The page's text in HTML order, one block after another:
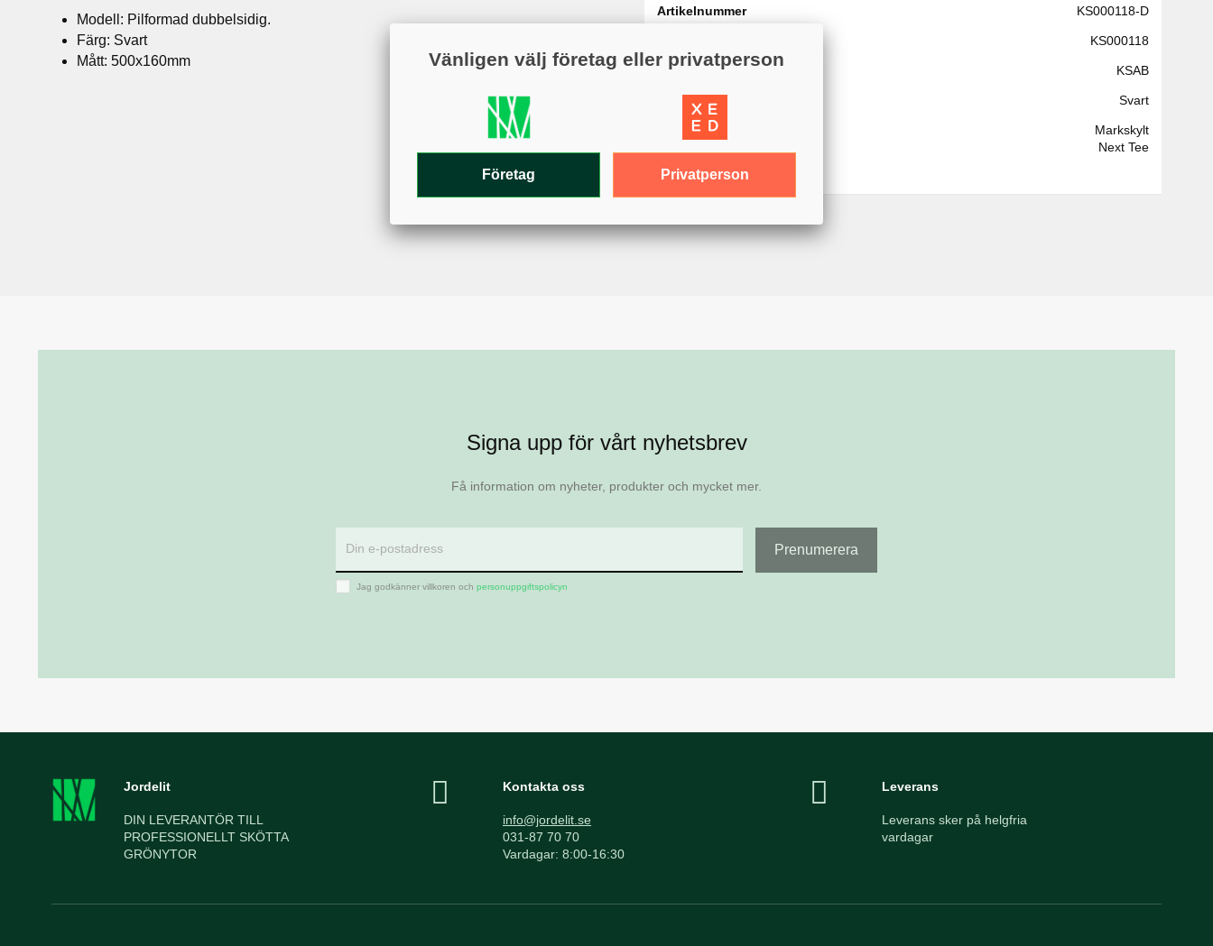
Modell: Pilformad dubbelsidig.
Färg: Svart
Mått: 500x160mm
Artikelnummer KS000118-D
KS000118
Varumärke KSAB
Svart
Variant
Markskylt
Next Tee
Signa upp för vårt nyhetsbrev
Få information om nyheter, produkter och mycket mer.
Jag godkänner villkoren och personuppgiftspolicyn
Jordelit
DIN LEVERANTÖR TILL
PROFESSIONELLT SKÖTTA
GRÖNYTOR
Kontakta oss
info@jordelit.se
031-87 70 70
Vardagar: 8:00-16:30
Leverans
Leverans sker på helgfria
vardagar
Vänligen välj företag eller privatperson
Företag Privatperson